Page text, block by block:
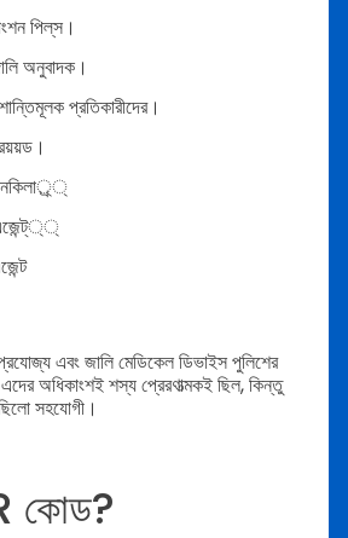
পিল্‌স।
অনুবাদক।
প্রতিকারীদের।
এজেন্ট্‌‌্্‌
এবং জালি মেডিকেল ডিভাইস পুলিশের
অধিকাংশই শস্য প্রেরণাত্মকই ছিল, কিন্তু
সহযোগী।
কোড?